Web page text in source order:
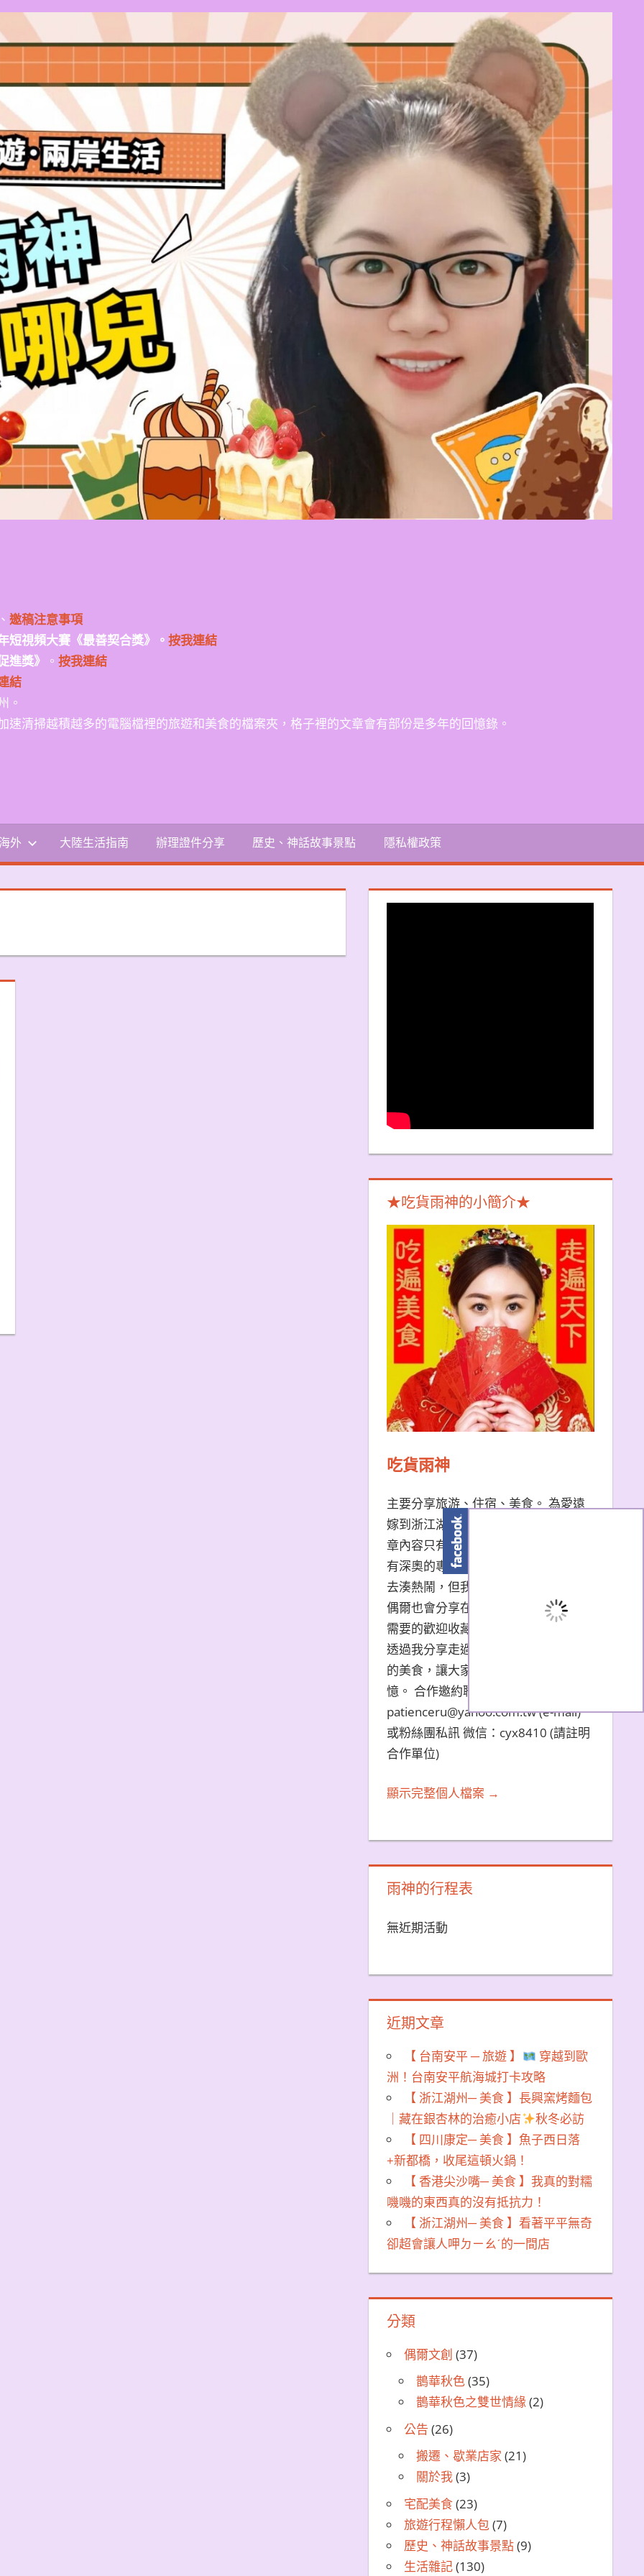
邀稿注意事項
短視頻大賽《最善契合獎》。 按我連結
進獎》 。 按我連結
結
。
清掃越積越多的電腦檔裡的旅遊和美食的檔案夾，格子裡的文章會有部份是多年的回憶錄。
外 大陸生活指南 辦理證件分享 歷史、神話故事景點 隱私權政策
★吃貨雨神的小簡介★
吃貨雨神
主要分享旅游、住宿、美食。 為愛遠
嫁到浙江湖州的台南天秤座女子。 文
章內容只有非常口語易懂的描述，沒
有深奧的專有名詞。 熱門景點我也會
去湊熱鬧，但我更愛冷門小眾景點。
偶爾也會分享在大陸生活的小撇步，
需要的歡迎收藏文章。 希望大家能夠
透過我分享走過的旅遊景點和品嚐過
的美食，讓大家都能夠擁有美好的回
憶。 合作邀約聯繫方式：
patienceru@yahoo.com.tw (e-mail)
或粉絲團私訊 微信：cyx8410 (請註明
合作單位)
顯示完整個人檔案 →
雨神的行程表
無近期活動
近期文章
【 台南安平 ─ 旅遊 】
穿越到歐
洲！台南安平航海城打卡攻略
【 浙江湖州─ 美食 】長興窯烤麵包
｜藏在銀杏林的治癒小店
秋冬必訪
【 四川康定─ 美食 】魚子西日落
+新都橋，收尾這頓火鍋！
【 香港尖沙嘴─ 美食 】我真的對糯
嘰嘰的東西真的沒有抵抗力！
【 浙江湖州─ 美食 】看著平平無奇
卻超會讓人呷ㄉㄧㄠˊ的一間店
分類
偶爾文創 (37)
鵲華秋色(35)
鵲華秋色之雙世情緣(2)
公告 (26)
搬遷、歇業店家 (21)
關於我(3)
宅配美食(23)
旅遊行程懶人包(7)
歷史、神話故事景點(9)
生活雜記(130)